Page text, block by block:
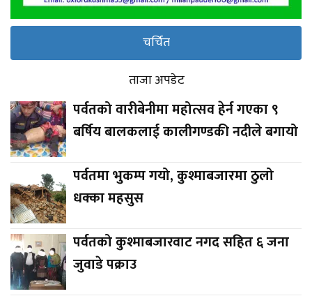
चर्चित
ताजा अपडेट
पर्वतको वारीबेनीमा महोत्सव हेर्न गएका ९
बर्षिय बालकलाई कालीगण्डकी नदीले बगायो
पर्वतमा भुकम्प गयो, कुश्माबजारमा ठुलो
धक्का महसुस
पर्वतको कुश्माबजारवाट नगद सहित ६ जना
जुवाडे पक्राउ